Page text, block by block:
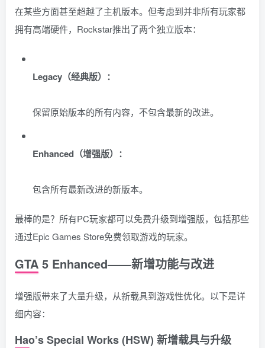
在某些方面甚至超越了主机版本。但考虑到并非所有玩家都
拥有高端硬件，Rockstar推出了两个独立版本：
Legacy（经典版）：
保留原始版本的所有内容，不包含最新的改进。
Enhanced（增强版）：
包含所有最新改进的新版本。
最棒的是？所有PC玩家都可以免费升级到增强版，包括那些
通过Epic Games Store免费领取游戏的玩家。
GTA 5 Enhanced——新增功能与改进
增强版带来了大量升级，从新载具到游戏性优化。以下是详
细内容：
Hao’s Special Works (HSW) 新增载具与升级